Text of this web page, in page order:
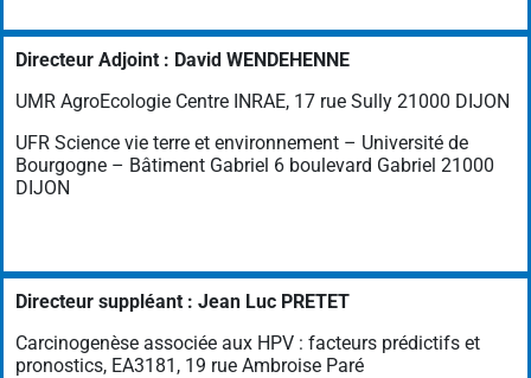
Directeur Adjoint : David WENDEHENNE
UMR AgroEcologie Centre INRAE, 17 rue Sully 21000 DIJON
UFR Science vie terre et environnement – Université de
Bourgogne – Bâtiment Gabriel 6 boulevard Gabriel 21000
DIJON
Directeur suppléant : Jean Luc PRETET
Carcinogenèse associée aux HPV : facteurs prédictifs et
pronostics, EA3181, 19 rue Ambroise Paré